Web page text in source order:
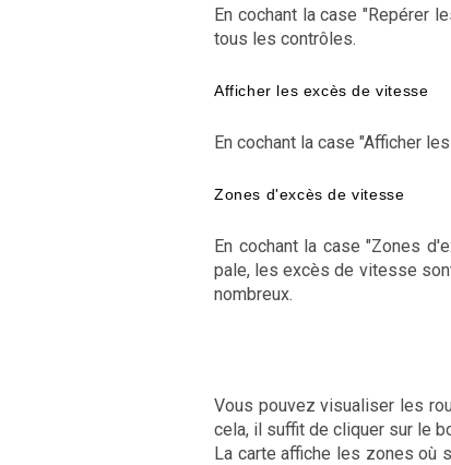
En cochant la case "Repérer
tous les contrôles.
Afficher les excès de vitesse
En cochant la case "Afficher
Zones d'excès de vitesse
En cochant la case "Zones
pale, les excès de vitesse
nombreux.
Vous pouvez visualiser les
cela, il suffit de cliquer sur le
La carte affiche les zones où